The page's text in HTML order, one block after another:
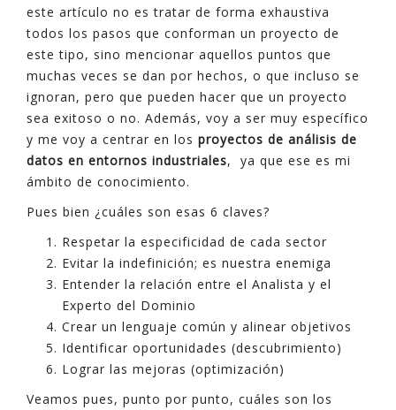
este artículo no es tratar de forma exhaustiva
todos los pasos que conforman un proyecto de
este tipo, sino mencionar aquellos puntos que
muchas veces se dan por hechos, o que incluso se
ignoran, pero que pueden hacer que un proyecto
sea exitoso o no. Además, voy a ser muy específico
y me voy a centrar en los proyectos de análisis de
datos en entornos industriales, ya que ese es mi
ámbito de conocimiento.
Pues bien ¿cuáles son esas 6 claves?
Respetar la especificidad de cada sector
Evitar la indefinición; es nuestra enemiga
Entender la relación entre el Analista y el
Experto del Dominio
Crear un lenguaje común y alinear objetivos
Identificar oportunidades (descubrimiento)
Lograr las mejoras (optimización)
Veamos pues, punto por punto, cuáles son los